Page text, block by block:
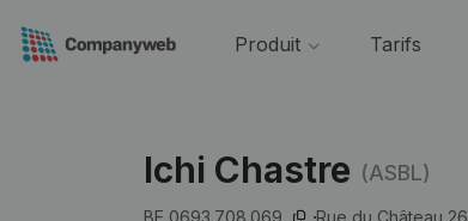
Produit Tarifs
Ichi Chastre (ASBL)
BE 0693.708.069 Rue du Château 26,